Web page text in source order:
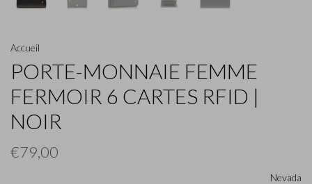
Accueil
PORTE-MONNAIE FEMME
FERMOIR 6 CARTES RFID |
NOIR
€79,00
Nevada